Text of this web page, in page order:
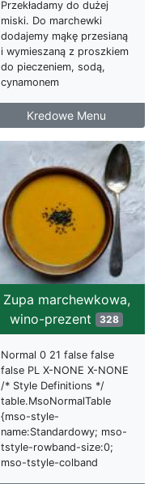
Przekładamy do dużej
miski. Do marchewki
dodajemy mąkę przesianą
i wymieszaną z proszkiem
do pieczeniem, sodą,
cynamonem
Kredowe Menu
Zupa marchewkowa,
wino-prezent 328
Normal 0 21 false false
false PL X-NONE X-NONE
/* Style Definitions */
table.MsoNormalTable
{mso-style-
name:Standardowy; mso-
tstyle-rowband-size:0;
mso-tstyle-colband